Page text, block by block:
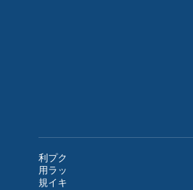
利
用
規
プ
ラ
イ
ク
ッ
キ